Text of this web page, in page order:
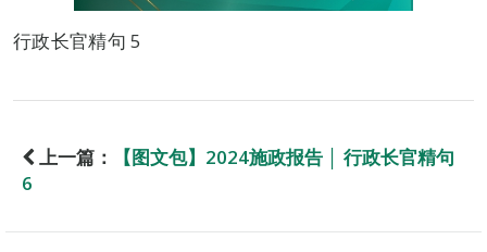
行政长官精句 5
上一篇：
【图文包】2024施政报告 │ 行政长官精句
6